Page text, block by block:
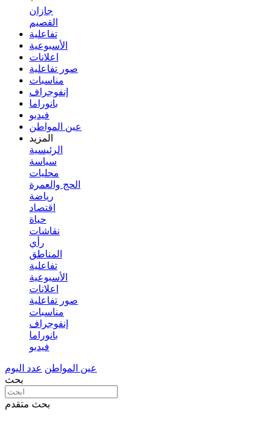
جازان
القصيم
تفاعلية
الأسبوعية
اعلانات
صور تفاعلية
مناسبات
إنفوجراف
بانوراما
فيديو
عين المواطن
المزيد
الرئيسية
سياسة
محليات
الحج والعمرة
رياضة
اقتصاد
حياة
نقاشات
رأي
المناطق
تفاعلية
الأسبوعية
اعلانات
صور تفاعلية
مناسبات
إنفوجراف
بانوراما
فيديو
عين المواطن عدد اليوم
بحث
بحث متقدم